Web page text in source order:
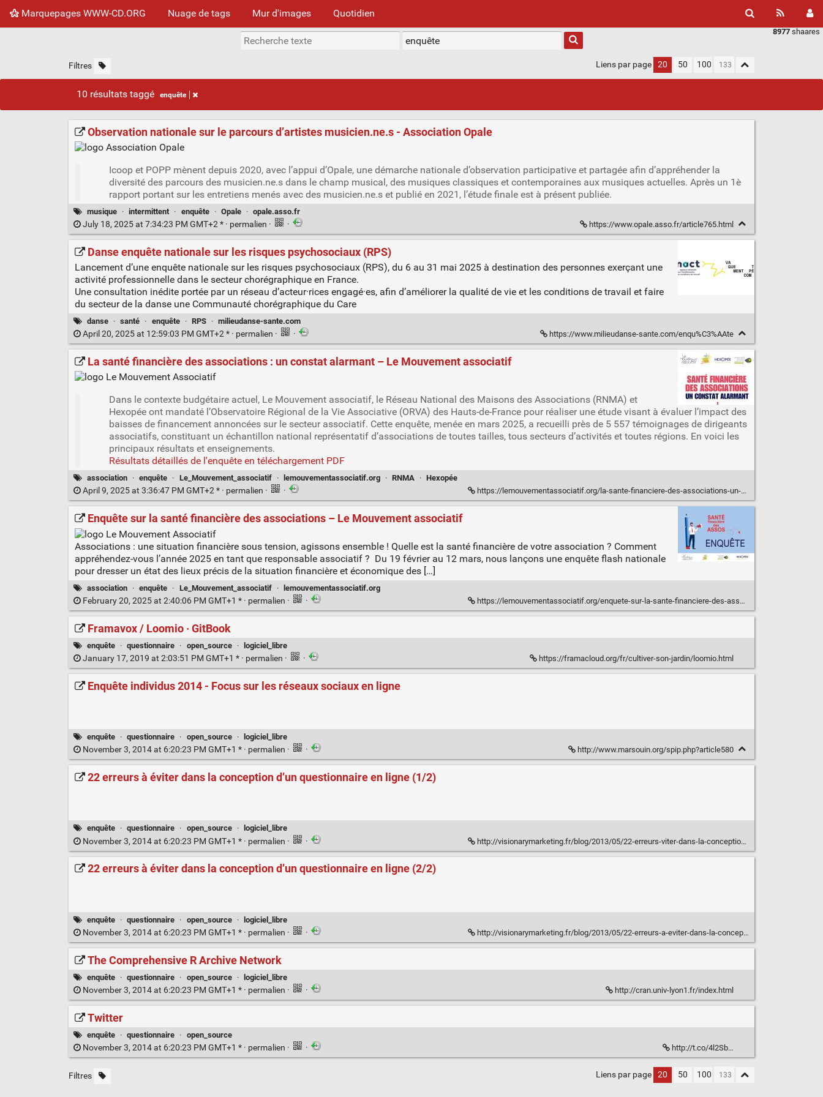
Marquepages WWW-CD.ORG Nuage de tags Mur d'images Quotidien
8977 shaares
Filtres Liens par page 20 50 100
10 résultats taggé enquête
Observation nationale sur le parcours d’artistes musicien.ne.s - Association Opale
Icoop et POPP mènent depuis 2020, avec l’appui d’Opale, une démarche nationale d’observation participative et partagée afin d’appréhender la
diversité des parcours des musicien.ne.s dans le champ musical, des musiques classiques et contemporaines aux musiques actuelles. Après un 1è
rapport portant sur les entretiens menés avec des musicien.ne.s et publié en 2021, l’étude finale est à présent publiée.
musique · intermittent · enquête · Opale · opale.asso.fr
July 18, 2025 at 7:34:23 PM GMT+2 * · permalien · · https://www.opale.asso.fr/article765.html
Danse enquête nationale sur les risques psychosociaux (RPS)
Lancement d’une enquête nationale sur les risques psychosociaux (RPS), du 6 au 31 mai 2025 à destination des personnes exerçant une
activité professionnelle dans le secteur chorégraphique en France.
Une consultation inédite portée par un réseau d’acteur·rices engagé·es, afin d’améliorer la qualité de vie et les conditions de travail et faire
du secteur de la danse une Communauté chorégraphique du Care
danse · santé · enquête · RPS · milieudanse-sante.com
April 20, 2025 at 12:59:03 PM GMT+2 * · permalien · · https://www.milieudanse-sante.com/enqu%C3%AAte
La santé financière des associations : un constat alarmant – Le Mouvement associatif
Dans le contexte budgétaire actuel, Le Mouvement associatif, le Réseau National des Maisons des Associations (RNMA) et
Hexopée ont mandaté l’Observatoire Régional de la Vie Associative (ORVA) des Hauts-de-France pour réaliser une étude visant à évaluer l’impact des
baisses de financement annoncées sur le secteur associatif. Cette enquête, menée en mars 2025, a recueilli près de 5 557 témoignages de dirigeants
associatifs, constituant un échantillon national représentatif d’associations de toutes tailles, tous secteurs d’activités et toutes régions. En voici les
principaux résultats et enseignements.
Résultats détaillés de l'enquête en téléchargement PDF
association · enquête · Le_Mouvement_associatif · lemouvementassociatif.org · RNMA · Hexopée
April 9, 2025 at 3:36:47 PM GMT+2 * · permalien · · https://lemouvementassociatif.org/la-sante-financiere-des-associations-un-constat-alarmant/
Enquête sur la santé financière des associations – Le Mouvement associatif
Associations : une situation financière sous tension, agissons ensemble ! Quelle est la santé financière de votre association ? Comment
appréhendez-vous l’année 2025 en tant que responsable associatif ? Du 19 février au 12 mars, nous lançons une enquête flash nationale
pour dresser un état des lieux précis de la situation financière et économique des […]
association · enquête · Le_Mouvement_associatif · lemouvementassociatif.org
February 20, 2025 at 2:40:06 PM GMT+1 * · permalien · · https://lemouvementassociatif.org/enquete-sur-la-sante-financiere-des-associations/
Framavox / Loomio · GitBook
enquête · questionnaire · open_source · logiciel_libre
January 17, 2019 at 2:03:51 PM GMT+1 * · permalien · · https://framacloud.org/fr/cultiver-son-jardin/loomio.html
Enquête individus 2014 - Focus sur les réseaux sociaux en ligne
enquête · questionnaire · open_source · logiciel_libre
November 3, 2014 at 6:20:23 PM GMT+1 * · permalien · · http://www.marsouin.org/spip.php?article580
22 erreurs à éviter dans la conception d’un questionnaire en ligne (1/2)
enquête · questionnaire · open_source · logiciel_libre
November 3, 2014 at 6:20:23 PM GMT+1 * · permalien · · http://visionarymarketing.fr/blog/2013/05/22-erreurs-viter-dans-la-conception-dun-questionnaire-en-ligne-12/
22 erreurs à éviter dans la conception d’un questionnaire en ligne (2/2)
enquête · questionnaire · open_source · logiciel_libre
November 3, 2014 at 6:20:23 PM GMT+1 * · permalien · · http://visionarymarketing.fr/blog/2013/05/22-erreurs-a-eviter-dans-la-conception-dun-questionnaire-en-ligne-22/
The Comprehensive R Archive Network
enquête · questionnaire · open_source · logiciel_libre
November 3, 2014 at 6:20:23 PM GMT+1 * · permalien · · http://cran.univ-lyon1.fr/index.html
Twitter
enquête · questionnaire · open_source
November 3, 2014 at 6:20:23 PM GMT+1 * · permalien · · http://t.co/4l2Sb…
Filtres Liens par page 20 50 100